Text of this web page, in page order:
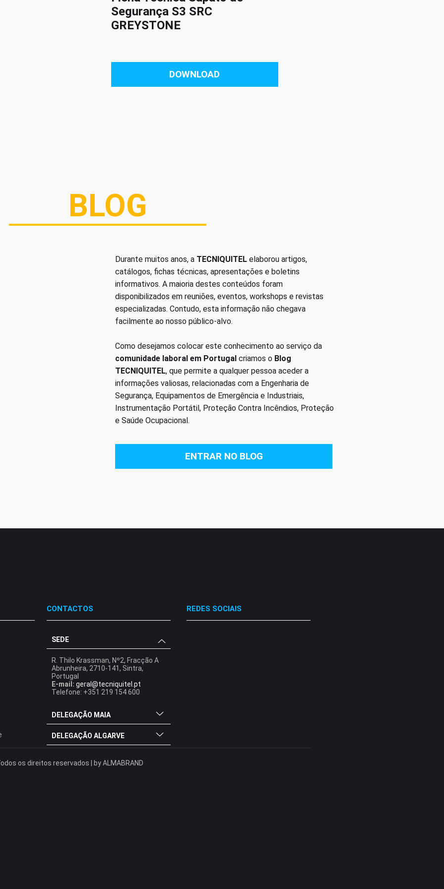
Segurança S3 SRC
GREYSTONE
DOWNLOAD
BLOG
Durante muitos anos, a TECNIQUITEL elaborou artigos,
catálogos, fichas técnicas, apresentações e boletins
informativos. A maioria destes conteúdos foram
disponibilizados em reuniões, eventos, workshops e revistas
especializadas. Contudo, esta informação não chegava
facilmente ao nosso público-alvo.
Como desejamos colocar este conhecimento ao serviço da
comunidade laboral em Portugal criamos o Blog
TECNIQUITEL, que permite a qualquer pessoa aceder a
informações valiosas, relacionadas com a Engenharia de
Segurança, Equipamentos de Emergência e Industriais,
Instrumentação Portátil, Proteção Contra Incêndios, Proteção
e Saúde Ocupacional.
ENTRAR NO BLOG
CONTACTOS
SEDE
R. Thilo Krassman, Nº2, Fracção A
Abrunheira, 2710-141, Sintra,
Portugal
E-mail: geral@tecniquitel.pt
Telefone: +351 219 154 600
DELEGAÇÃO MAIA
DELEGAÇÃO ALGARVE
REDES SOCIAIS
os direitos reservados | byALMABRAND